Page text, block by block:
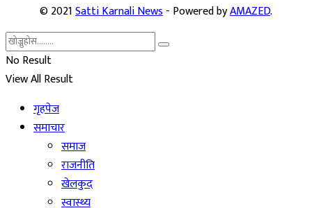
© 2021Satti Karnali News- Powered byAMAZED.
No Result
View All Result
गृहपेज
समाचार
समाज
राजनीति
खेलकुद
स्वास्थ्य